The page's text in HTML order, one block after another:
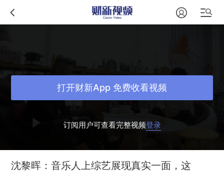
订阅用户可查看完整视频登录
打开财新App 免费收看视频
沈黎晖：音乐人上综艺展现真实一面，这